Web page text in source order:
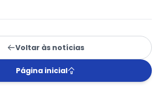
Voltar às notícias
Página inicial